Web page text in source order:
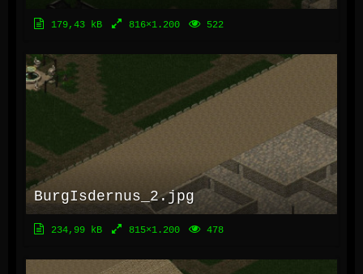
179,43 kB 816×1.200 522
BurgIsdernus_2.jpg
234,99 kB 815×1.200 478